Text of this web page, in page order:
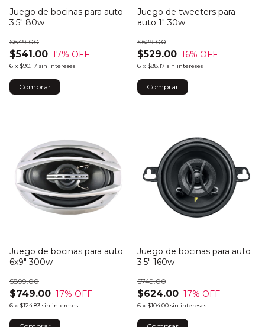
Juego de bocinas para auto
3.5" 80w
$541.00
$649.00
17% OFF
6 x $90.17 sin intereses
Juego de tweeters para
auto 1" 30w
$529.00
$629.00
16% OFF
6 x $88.17 sin intereses
Juego de bocinas para auto
6x9" 300w
$749.00
$899.00
17% OFF
6 x $124.83 sin intereses
Juego de bocinas para auto
3.5" 160w
$624.00
$749.00
17% OFF
6 x $104.00 sin intereses